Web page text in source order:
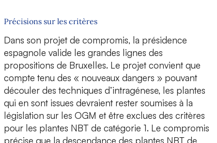
Précisions sur les critères
Dans son projet de compromis, la présidence
espagnole valide les grandes lignes des
propositions de Bruxelles. Le projet convient que
compte tenu des « nouveaux dangers » pouvant
découler des techniques d’intragénese, les plantes
qui en sont issues devraient rester soumises à la
législation sur les OGM et être exclues des critères
pour les plantes NBT de catégorie 1. Le compromis